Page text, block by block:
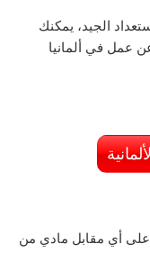
الجيد، يمكنك
عمل في ألمانيا
أي مقابل مادي من